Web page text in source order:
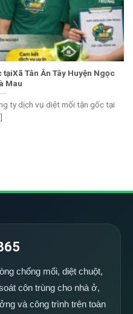
Tân Ân Tây Huyện Ngọc
Mau
ty dịch vụ diệt mối tận gốc tại
chống mối, diệt chuột,
côn trùng cho nhà ở,
và công trình trên toàn